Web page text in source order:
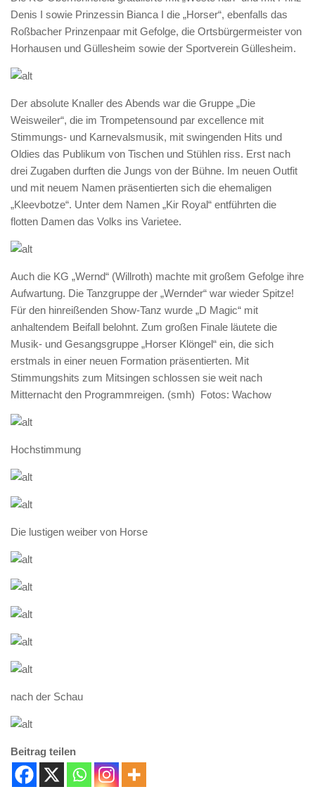
Denis I sowie Prinzessin Bianca I die „Horser“, ebenfalls das
Roßbacher Prinzenpaar mit Gefolge, die Ortsbürgermeister von
Horhausen und Güllesheim sowie der Sportverein Güllesheim.
Der absolute Knaller des Abends war die Gruppe „Die
Weisweiler“, die im Trompetensound par excellence mit
Stimmungs- und Karnevalsmusik, mit swingenden Hits und
Oldies das Publikum von Tischen und Stühlen riss. Erst nach
drei Zugaben durften die Jungs von der Bühne. Im neuen Outfit
und mit neuem Namen präsentierten sich die ehemaligen
„Kleevbotze“. Unter dem Namen „Kir Royal“ entführten die
flotten Damen das Volks ins Varietee.
Auch die KG „Wernd“ (Willroth) machte mit großem Gefolge ihre
Aufwartung. Die Tanzgruppe der „Wernder“ war wieder Spitze!
Für den hinreißenden Show-Tanz wurde „D Magic“ mit
anhaltendem Beifall belohnt. Zum großen Finale läutete die
Musik- und Gesangsgruppe „Horser Klöngel“ ein, die sich
erstmals in einer neuen Formation präsentierten. Mit
Stimmungshits zum Mitsingen schlossen sie weit nach
Mitternacht den Programmreigen. (smh) Fotos: Wachow
Hochstimmung
Die lustigen weiber von Horse
nach der Schau
Beitrag teilen